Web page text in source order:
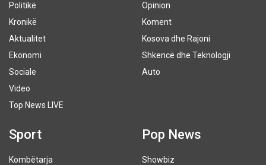
Politikë
Kronikë
Aktualitet
Ekonomi
Sociale
Video
Top News LIVE
Opinion
Koment
Kosova dhe Rajoni
Shkencë dhe Teknologji
Auto
Sport
Kombëtarja
Pop News
Showbiz